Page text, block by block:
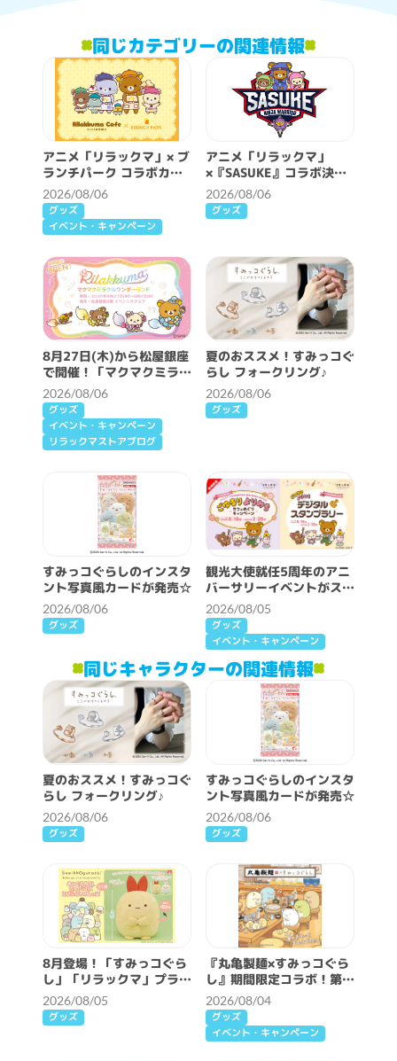
同じカテゴリーの関連情報
アニメ「リラックマ」× ブ
ランチパーク コラボカフ
ェ開催決定！
2026/08/06
グッズ
イベント・キャンペーン
アニメ「リラックマ」
×『SASUKE』コラボ決
定！
2026/08/06
グッズ
8月27日(木)から松屋銀座
で開催！「マクマクミラク
ルワンダーランド」詳細情
報♪
2026/08/06
グッズ
イベント・キャンペーン
リラックマストアブログ
夏のおススメ！すみっコぐ
らし フォークリング♪
2026/08/06
グッズ
すみっコぐらしのインスタ
ント写真風カードが発売☆
2026/08/06
グッズ
観光大使就任5周年のアニ
バーサリーイベントがスタ
ート♪
2026/08/05
グッズ
イベント・キャンペーン
同じキャラクターの関連情報
夏のおススメ！すみっコぐ
らし フォークリング♪
2026/08/06
グッズ
すみっコぐらしのインスタ
ント写真風カードが発売☆
2026/08/06
グッズ
8月登場！「すみっコぐら
し」「リラックマ」プライ
ズ☆
2026/08/05
グッズ
『丸亀製麺×すみっコぐら
し』期間限定コラボ！第2
弾スタート！
2026/08/04
グッズ
イベント・キャンペーン